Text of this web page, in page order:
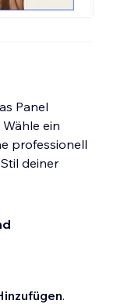
Panel
ein
professionell
deiner
.